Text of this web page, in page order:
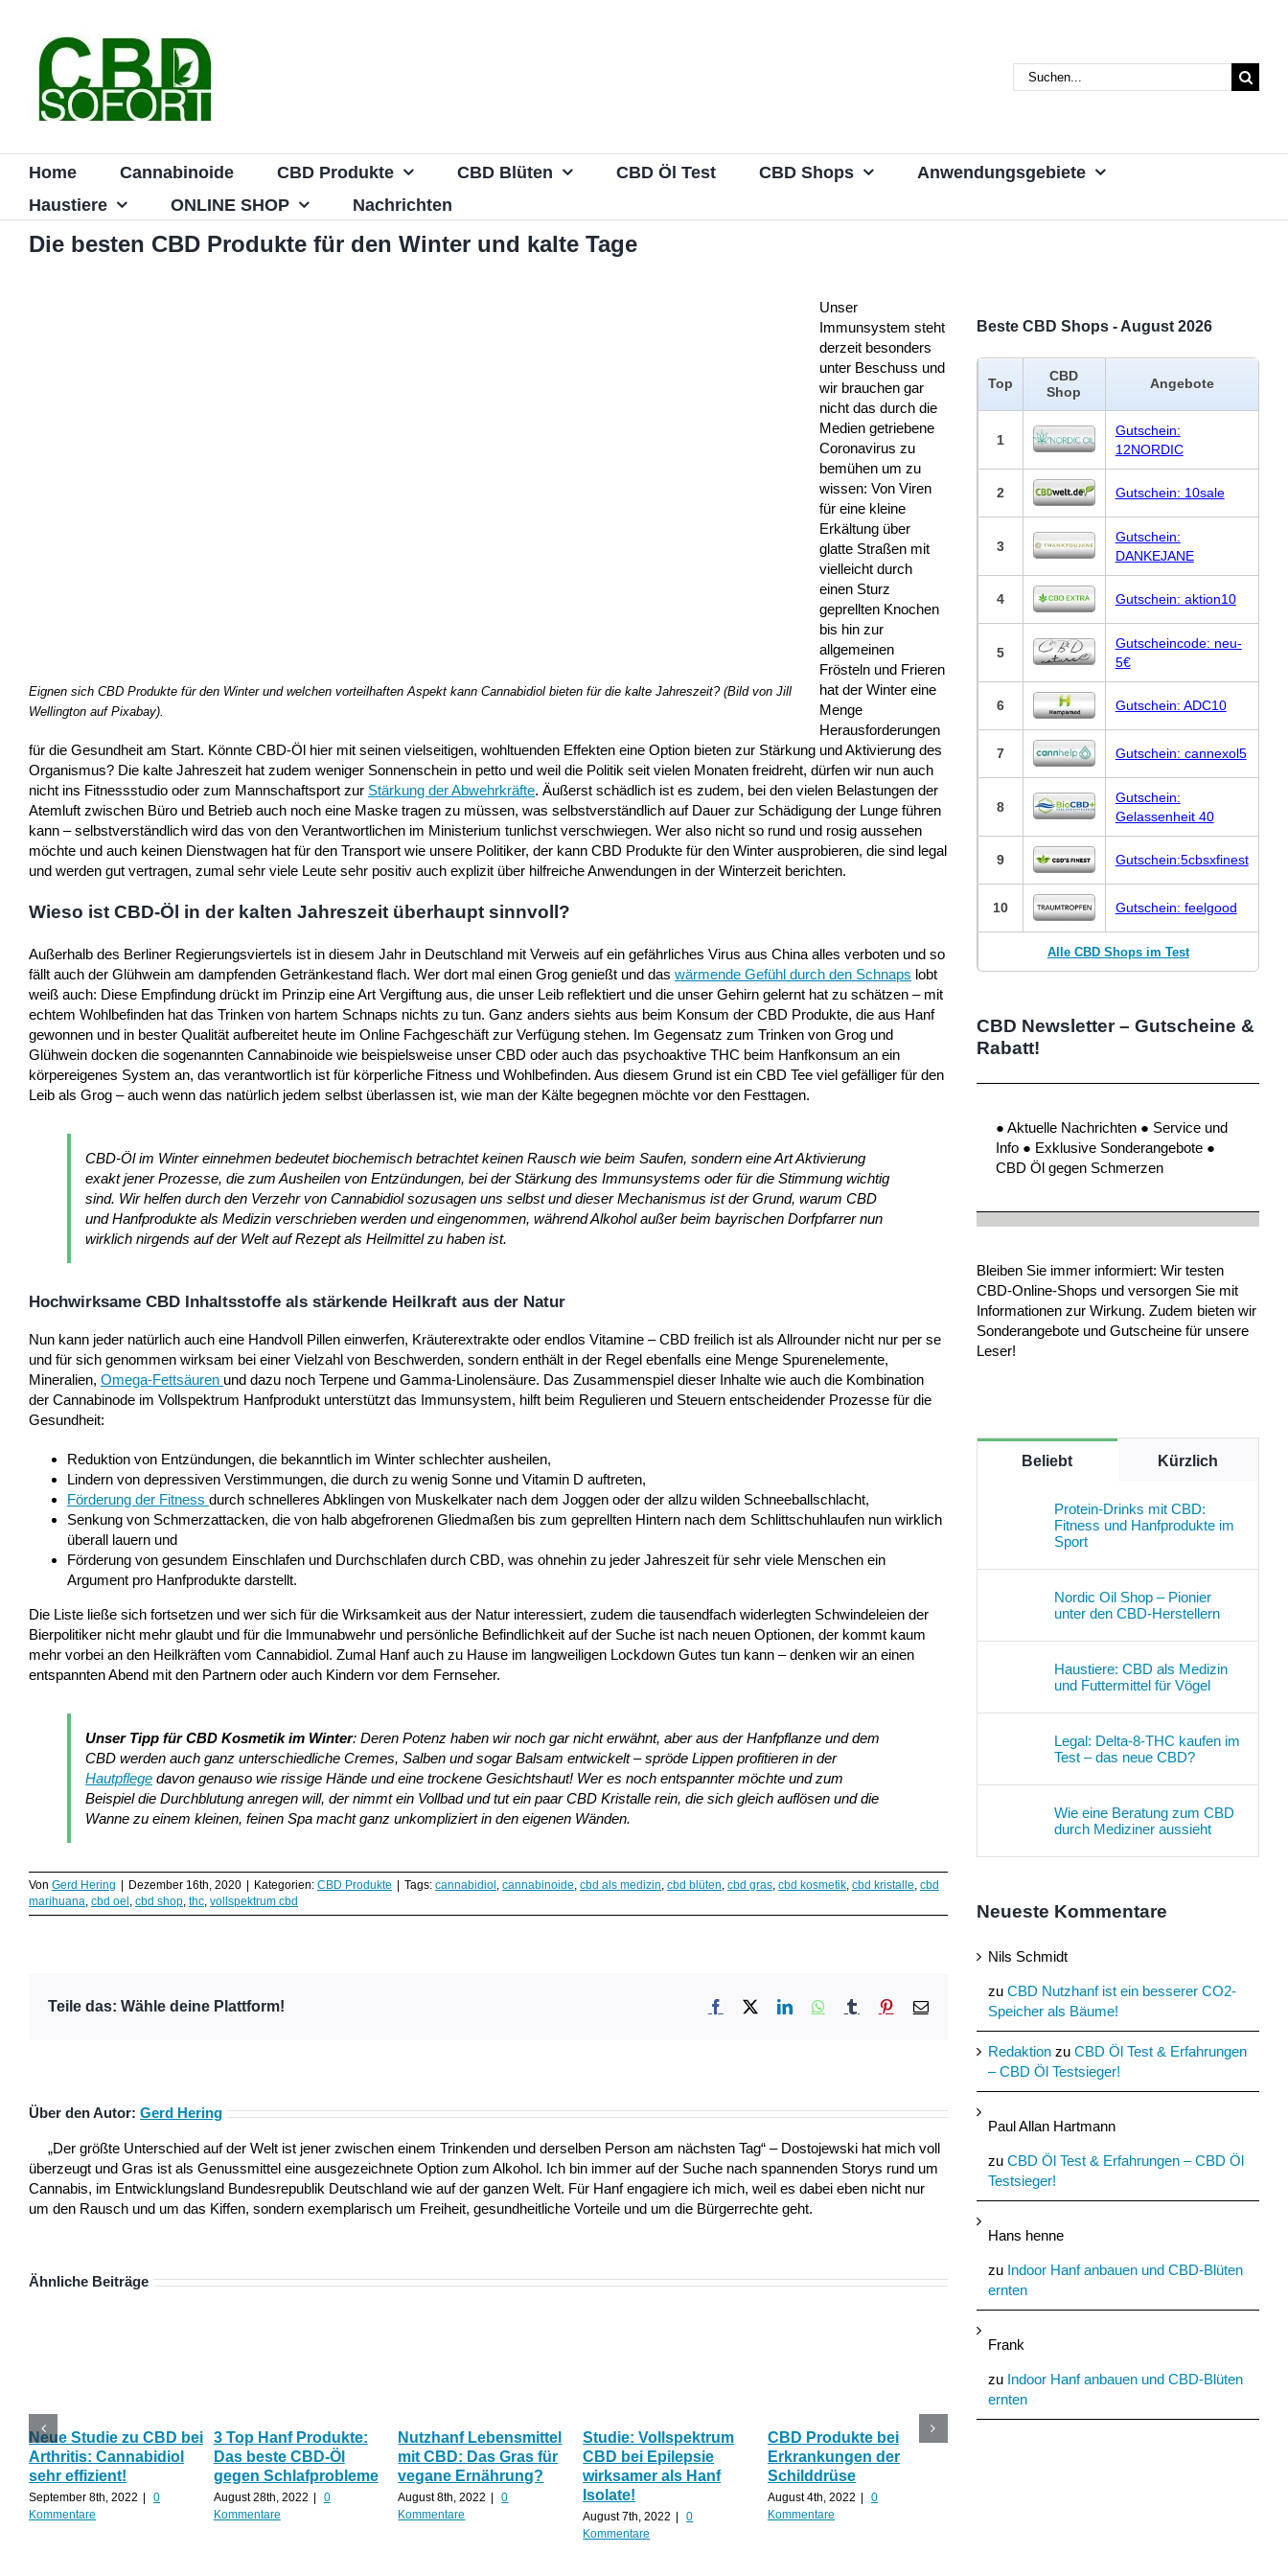
springen
Suche
nach:
Home Cannabinoide CBD Produkte CBD Blüten CBD Öl Test CBD Shops
Anwendungsgebiete
Haustiere
ONLINE SHOP Nachrichten
Die besten CBD Produkte für den Winter und kalte Tage
Eignen sich CBD Produkte für den Winter und welchen vorteilhaften Aspekt kann Cannabidiol bieten für die kalte Jahreszeit? (Bild von Jill
Wellington auf Pixabay).
Unser
Immunsystem steht
derzeit besonders
unter Beschuss und
wir brauchen gar
nicht das durch die
Medien getriebene
Coronavirus zu
bemühen um zu
wissen: Von Viren
für eine kleine
Erkältung über
glatte Straßen mit
vielleicht durch
einen Sturz
geprellten Knochen
bis hin zur
allgemeinen
Frösteln und Frieren
hat der Winter eine
Menge
Herausforderungen
für die Gesundheit am Start. Könnte CBD-Öl hier mit seinen vielseitigen, wohltuenden Effekten eine Option bieten zur Stärkung und Aktivierung des
Organismus? Die kalte Jahreszeit hat zudem weniger Sonnenschein in petto und weil die Politik seit vielen Monaten freidreht, dürfen wir nun auch
nicht ins Fitnessstudio oder zum Mannschaftsport zur Stärkung der Abwehrkräfte. Äußerst schädlich ist es zudem, bei den vielen Belastungen der
Atemluft zwischen Büro und Betrieb auch noch eine Maske tragen zu müssen, was selbstverständlich auf Dauer zur Schädigung der Lunge führen
kann – selbstverständlich wird das von den Verantwortlichen im Ministerium tunlichst verschwiegen. Wer also nicht so rund und rosig aussehen
möchte und auch keinen Dienstwagen hat für den Transport wie unsere Politiker, der kann CBD Produkte für den Winter ausprobieren, die sind legal
und werden gut vertragen, zumal sehr viele Leute sehr positiv auch explizit über hilfreiche Anwendungen in der Winterzeit berichten.
Wieso ist CBD-Öl in der kalten Jahreszeit überhaupt sinnvoll?
Außerhalb des Berliner Regierungsviertels ist in diesem Jahr in Deutschland mit Verweis auf ein gefährliches Virus aus China alles verboten und so
fällt auch der Glühwein am dampfenden Getränkestand flach. Wer dort mal einen Grog genießt und das wärmende Gefühl durch den Schnaps lobt
weiß auch: Diese Empfindung drückt im Prinzip eine Art Vergiftung aus, die unser Leib reflektiert und die unser Gehirn gelernt hat zu schätzen – mit
echtem Wohlbefinden hat das Trinken von hartem Schnaps nichts zu tun. Ganz anders siehts aus beim Konsum der CBD Produkte, die aus Hanf
gewonnen und in bester Qualität aufbereitet heute im Online Fachgeschäft zur Verfügung stehen. Im Gegensatz zum Trinken von Grog und
Glühwein docken die sogenannten Cannabinoide wie beispielsweise unser CBD oder auch das psychoaktive THC beim Hanfkonsum an ein
körpereigenes System an, das verantwortlich ist für körperliche Fitness und Wohlbefinden. Aus diesem Grund ist ein CBD Tee viel gefälliger für den
Leib als Grog – auch wenn das natürlich jedem selbst überlassen ist, wie man der Kälte begegnen möchte vor den Festtagen.
CBD-Öl im Winter einnehmen bedeutet biochemisch betrachtet keinen Rausch wie beim Saufen, sondern eine Art Aktivierung
exakt jener Prozesse, die zum Ausheilen von Entzündungen, bei der Stärkung des Immunsystems oder für die Stimmung wichtig
sind. Wir helfen durch den Verzehr von Cannabidiol sozusagen uns selbst und dieser Mechanismus ist der Grund, warum CBD
und Hanfprodukte als Medizin verschrieben werden und eingenommen, während Alkohol außer beim bayrischen Dorfpfarrer nun
wirklich nirgends auf der Welt auf Rezept als Heilmittel zu haben ist.
Hochwirksame CBD Inhaltsstoffe als stärkende Heilkraft aus der Natur
Nun kann jeder natürlich auch eine Handvoll Pillen einwerfen, Kräuterextrakte oder endlos Vitamine – CBD freilich ist als Allrounder nicht nur per se
und für sich genommen wirksam bei einer Vielzahl von Beschwerden, sondern enthält in der Regel ebenfalls eine Menge Spurenelemente,
Mineralien, Omega-Fettsäuren und dazu noch Terpene und Gamma-Linolensäure. Das Zusammenspiel dieser Inhalte wie auch die Kombination
der Cannabinode im Vollspektrum Hanfprodukt unterstützt das Immunsystem, hilft beim Regulieren und Steuern entscheidender Prozesse für die
Gesundheit:
Reduktion von Entzündungen, die bekanntlich im Winter schlechter ausheilen,
Lindern von depressiven Verstimmungen, die durch zu wenig Sonne und Vitamin D auftreten,
Förderung der Fitness durch schnelleres Abklingen von Muskelkater nach dem Joggen oder der allzu wilden Schneeballschlacht,
Senkung von Schmerzattacken, die von halb abgefrorenen Gliedmaßen bis zum geprellten Hintern nach dem Schlittschuhlaufen nun wirklich
überall lauern und
Förderung von gesundem Einschlafen und Durchschlafen durch CBD, was ohnehin zu jeder Jahreszeit für sehr viele Menschen ein
Argument pro Hanfprodukte darstellt.
Die Liste ließe sich fortsetzen und wer sich für die Wirksamkeit aus der Natur interessiert, zudem die tausendfach widerlegten Schwindeleien der
Bierpolitiker nicht mehr glaubt und für die Immunabwehr und persönliche Befindlichkeit auf der Suche ist nach neuen Optionen, der kommt kaum
mehr vorbei an den Heilkräften vom Cannabidiol. Zumal Hanf auch zu Hause im langweiligen Lockdown Gutes tun kann – denken wir an einen
entspannten Abend mit den Partnern oder auch Kindern vor dem Fernseher.
Unser Tipp für CBD Kosmetik im Winter: Deren Potenz haben wir noch gar nicht erwähnt, aber aus der Hanfpflanze und dem
CBD werden auch ganz unterschiedliche Cremes, Salben und sogar Balsam entwickelt – spröde Lippen profitieren in der
Hautpflege davon genauso wie rissige Hände und eine trockene Gesichtshaut! Wer es noch entspannter möchte und zum
Beispiel die Durchblutung anregen will, der nimmt ein Vollbad und tut ein paar CBD Kristalle rein, die sich gleich auflösen und die
Wanne zu einem kleinen, feinen Spa macht ganz unkompliziert in den eigenen Wänden.
Von Gerd Hering | Dezember 16th, 2020 | Kategorien: CBD Produkte | Tags: cannabidiol, cannabinoide, cbd als medizin, cbd blüten, cbd gras, cbd kosmetik, cbd kristalle, cbd
marihuana, cbd oel, cbd shop, thc, vollspektrum cbd
Teile das: Wähle deine Plattform! Facebook
X LinkedInWhatsApp
TumblrPinterest
E-
Über den Autor: Gerd Hering
„Der größte Unterschied auf der Welt ist jener zwischen einem Trinkenden und derselben Person am nächsten Tag“ – Dostojewski hat mich voll
überzeugt und Gras ist als Genussmittel eine ausgezeichnete Option zum Alkohol. Ich bin immer auf der Suche nach spannenden Storys rund um
Cannabis, im Entwicklungsland Bundesrepublik Deutschland wie auf der ganzen Welt. Für Hanf engagiere ich mich, weil es dabei eben nicht nur
um den Rausch und um das Kiffen, sondern exemplarisch um Freiheit, gesundheitliche Vorteile und um die Bürgerrechte geht.
Ähnliche Beiträge
Neue Studie zu CBD bei
Arthritis: Cannabidiol
sehr effizient!
September 8th, 2022 |
0
Kommentare
3 Top Hanf Produkte:
Das beste CBD-Öl
gegen Schlafprobleme
August 28th, 2022 |
0
Kommentare
Nutzhanf Lebensmittel
mit CBD: Das Gras für
vegane Ernährung?
August 8th, 2022 |
0
Kommentare
Studie: Vollspektrum
CBD bei Epilepsie
wirksamer als Hanf
Isolate!
August 7th, 2022 |
0
Kommentare
CBD Produkte bei
Erkrankungen der
Schilddrüse
August 4th, 2022 |
0
Kommentare
Beste CBD Shops - August 2026
Top
CBD
Shop
Angebote
1
Gutschein:
12NORDIC
2 Gutschein: 10sale
3
Gutschein:
DANKEJANE
4 Gutschein: aktion10
5
Gutscheincode: neu-
5€
6 Gutschein: ADC10
7 Gutschein: cannexol5
8
Gutschein:
Gelassenheit 40
9 Gutschein:5cbsxfinest
10 Gutschein: feelgood
Alle CBD Shops im Test
CBD Newsletter – Gutscheine &
Rabatt!
● Aktuelle Nachrichten ● Service und
Info ● Exklusive Sonderangebote ●
CBD Öl gegen Schmerzen
Bleiben Sie immer informiert: Wir testen
CBD-Online-Shops und versorgen Sie mit
Informationen zur Wirkung. Zudem bieten wir
Sonderangebote und Gutscheine für unsere
Leser!
Beliebt Kürzlich
Protein-Drinks mit CBD:
Fitness und Hanfprodukte im
Sport
Nordic Oil Shop – Pionier
unter den CBD-Herstellern
Haustiere: CBD als Medizin
und Futtermittel für Vögel
Legal: Delta-8-THC kaufen im
Test – das neue CBD?
Wie eine Beratung zum CBD
durch Mediziner aussieht
Neueste Kommentare
Nils Schmidt
zu CBD Nutzhanf ist ein besserer CO2-
Speicher als Bäume!
Redaktion zu CBD Öl Test & Erfahrungen
– CBD Öl Testsieger!
Paul Allan Hartmann
zu CBD Öl Test & Erfahrungen – CBD Öl
Testsieger!
Hans henne
zu Indoor Hanf anbauen und CBD-Blüten
ernten
Frank
zu Indoor Hanf anbauen und CBD-Blüten
ernten